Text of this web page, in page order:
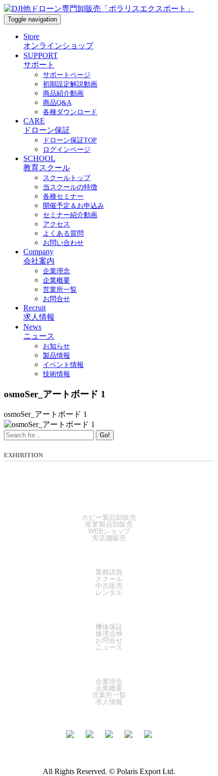
Toggle navigation
Store
オンラインショップ
SUPPORT
サポート
サポートページ
初期設定解説動画
商品紹介動画
商品Q&A
各種ダウンロード
CARE
ドローン保証
ドローン保証TOP
ログインページ
SCHOOL
教育スクール
スクールトップ
当スクールの特徴
各種セミナー
開催予定＆お申込み
セミナー紹介動画
アクセス
よくある質問
お問い合わせ
Company
会社案内
企業理念
企業概要
営業所一覧
お問合せ
Recruit
求人情報
News
ニュース
お知らせ
製品情報
イベント情報
技術情報
osmoSer_アートボード 1
osmoSer_アートボード 1
Go!
EXHIBITION
ホビー製品卸販売
産業製品卸販売
WEBショップ
実店舗販売
業務請負
スクール
中古販売
レンタル
機体保証
修理点検
お問合せ
ニュース
企業理念
企業概要
営業所一覧
求人情報
All Rights Reserved. © Polaris Export Ltd.